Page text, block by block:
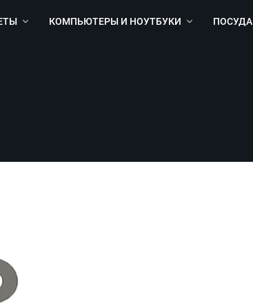
КОМПЬЮТЕРЫ И НОУТБУКИ ПОСУДА